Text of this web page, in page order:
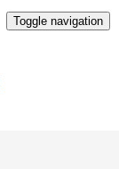
Toggle navigation